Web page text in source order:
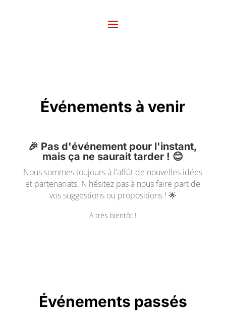
Événements à venir
🎉 Pas d'événement pour l'instant,
mais ça ne saurait tarder ! 😊
Nous sommes toujours à l'affût de nouvelles idées
et partenariats. N'hésitez pas à nous faire part de
vos suggestions ou propositions ! 🌟
À très bientôt !
Événements passés